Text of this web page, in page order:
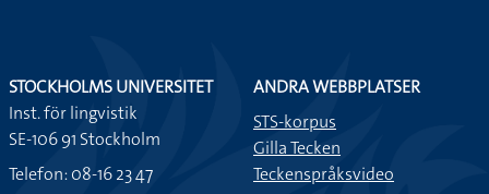
STOCKHOLMS UNIVERSITET
Inst. för lingvistik
SE-106 91 Stockholm
Telefon: 08-16 23 47
ANDRA WEBBPLATSER
STS-korpus
Gilla Tecken
Teckenspråksvideo